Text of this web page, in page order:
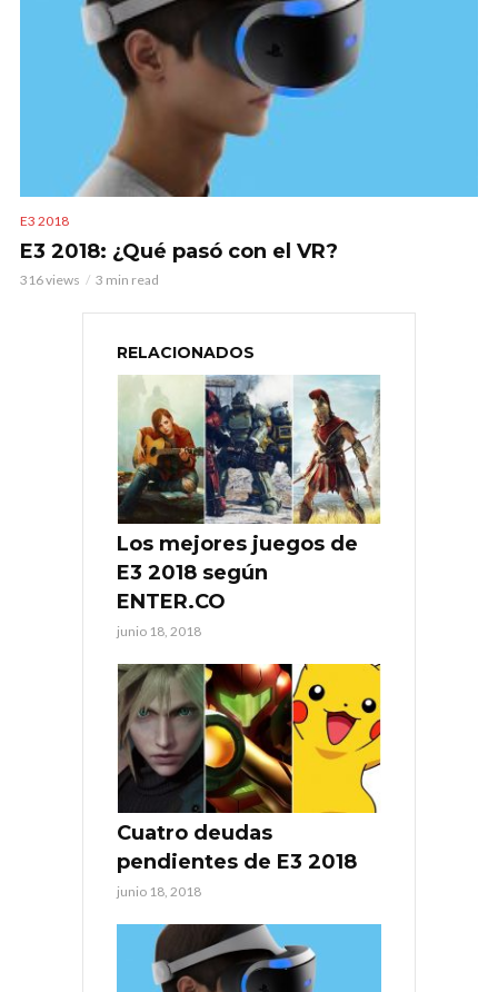
E3 2018
E3 2018: ¿Qué pasó con el VR?
316 views 3 min read
RELACIONADOS
Los mejores juegos de
E3 2018 según
ENTER.CO
junio 18, 2018
Cuatro deudas
pendientes de E3 2018
junio 18, 2018